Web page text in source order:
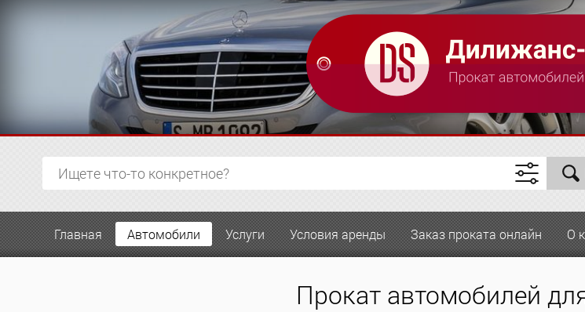
Главная Автомобили Услуги Условия аренды Заказ проката онлайн О
Прокат автомобилей